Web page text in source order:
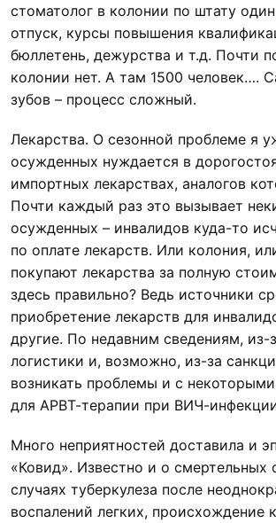
стоматолог в колонии по штату
отпуск, курсы повышения
бюллетень, дежурства и т.д. Почти
колонии нет. А там 1500 человек….
зубов – процесс сложный.
Лекарства. О сезонной проблеме я
осужденных нуждается в
импортных лекарствах, аналогов
Почти каждый раз это вызывает
осужденных – инвалидов куда-то
по оплате лекарств. Или колония,
покупают лекарства за полную
здесь правильно? Ведь источники
приобретение лекарств для
другие. По недавним сведениям, из-
логистики и, возможно, из-за
возникать проблемы и с
для АРВТ-терапии при ВИЧ-
Много неприятностей доставила и
«Ковид». Известно и о смертельных
случаях туберкулеза после
воспалений легких, происхождение